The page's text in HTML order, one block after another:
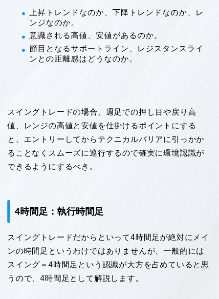
上昇トレンドなのか、下降トレンドなのか、レ
ンジなのか。
意識される高値、安値があるのか。
節目となるサポートライン、レジスタンスライ
ンとの距離感はどうなのか。
スイングトレードの場合、週足での押し目や戻り高
値、レンジの高値と安値を仕掛けるポイントにする
と、エントリーしてからテクニカルバリアに引っかか
ることなくスムーズに巡行するので確実に環境認識が
できるようにするべき。
4時間足：執行時間足
スイングトレードだからといって4時間足が絶対にメイ
ンの時間足というわけではありませんが、一般的には
スイング＝4時間足という認識が大方を占めていると思
うので、4時間足として解説します。